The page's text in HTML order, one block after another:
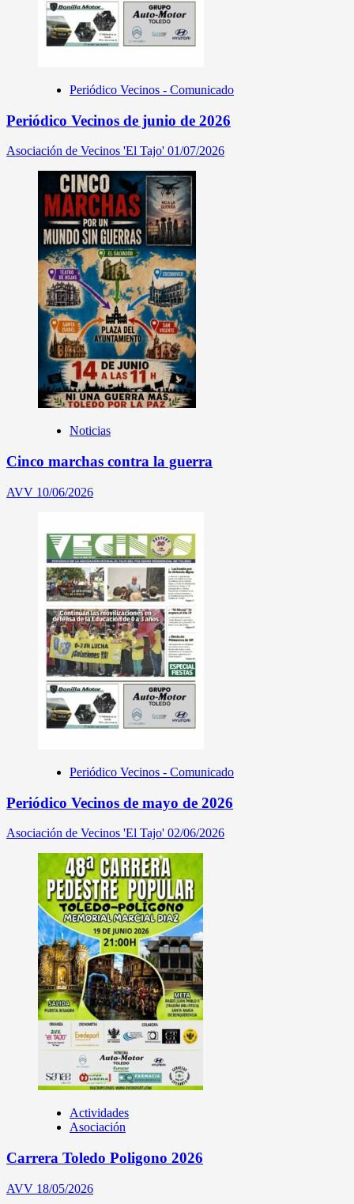
Periódico Vecinos - Comunicado
Periódico Vecinos de junio de 2026
Asociación de Vecinos 'El Tajo' 01/07/2026
Noticias
Cinco marchas contra la guerra
AVV 10/06/2026
Periódico Vecinos - Comunicado
Periódico Vecinos de mayo de 2026
Asociación de Vecinos 'El Tajo' 02/06/2026
Actividades
Asociación
Carrera Toledo Poligono 2026
AVV 18/05/2026